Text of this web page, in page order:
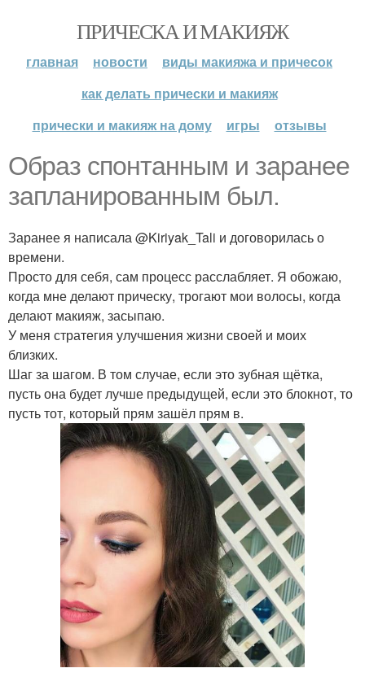
ПРИЧЕСКА И МАКИЯЖ
главная новости
виды макияжа и причесок
как делать прически и макияж
прически и макияж на дому
игры отзывы
Образ спонтанным и заранее
запланированным был.
Заранее я написала @Kiriyak_Tali и договорилась о
времени.
Просто для себя, сам процесс расслабляет. Я обожаю,
когда мне делают прическу, трогают мои волосы, когда
делают макияж, засыпаю.
У меня стратегия улучшения жизни своей и моих
близких.
Шаг за шагом. В том случае, если это зубная щётка,
пусть она будет лучше предыдущей, если это блокнот, то
пусть тот, который прям зашёл прям в.